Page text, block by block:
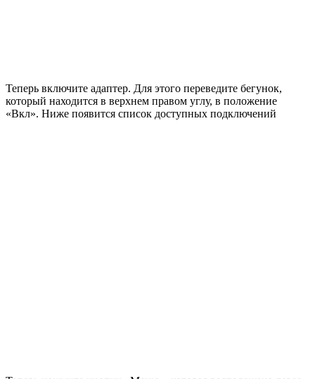
Теперь включите адаптер. Для этого переведите бегунок,
который находится в верхнем правом углу, в положение
«Вкл». Ниже появится список доступных подключений